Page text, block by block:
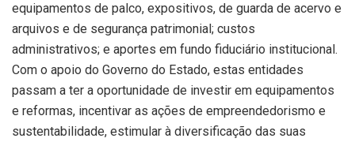
equipamentos de palco, expositivos, de guarda de acervo e
arquivos e de segurança patrimonial; custos
administrativos; e aportes em fundo fiduciário institucional.
Com o apoio do Governo do Estado, estas entidades
passam a ter a oportunidade de investir em equipamentos
e reformas, incentivar as ações de empreendedorismo e
sustentabilidade, estimular à diversificação das suas